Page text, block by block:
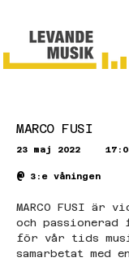
MARCO FUSI
23 maj 2022
@ 3:e våningen
MARCO FUSI
och passionerad
för vår tids
samarbetat med